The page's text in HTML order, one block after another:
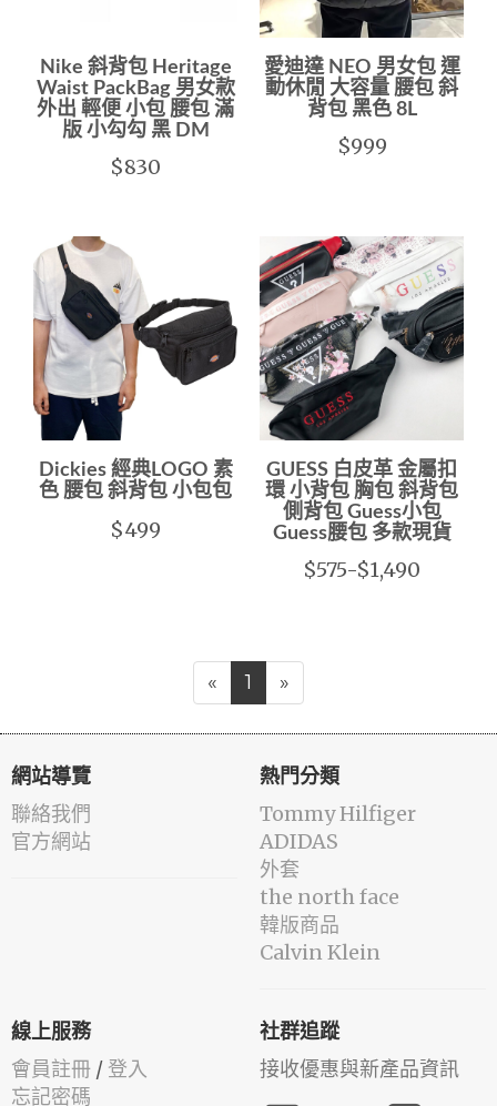
Nike 斜背包 Heritage
Waist PackBag 男女款
外出 輕便 小包 腰包 滿
版 小勾勾 黑 DM
$830
愛迪達 NEO 男女包 運
動休閒 大容量 腰包 斜
背包 黑色 8L
$999
Dickies 經典LOGO 素
色 腰包 斜背包 小包包
$499
GUESS 白皮革 金屬扣
環 小背包 胸包 斜背包
側背包 Guess小包
Guess腰包 多款現貨
$575-$1,490
« 1 »
網站導覽
聯絡我們
官方網站
熱門分類
Tommy Hilfiger
ADIDAS
外套
the north face
韓版商品
Calvin Klein
線上服務
會員註冊 / 登入
忘記密碼
社群追蹤
接收優惠與新產品資訊